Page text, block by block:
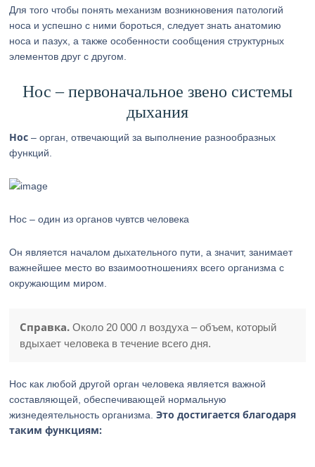
Для того чтобы понять механизм возникновения патологий
носа и успешно с ними бороться, следует знать анатомию
носа и пазух, а также особенности сообщения структурных
элементов друг с другом.
Нос – первоначальное звено системы
дыхания
Нос – орган, отвечающий за выполнение разнообразных
функций.
Нос – один из органов чувтсв человека
Он является началом дыхательного пути, а значит, занимает
важнейшее место во взаимоотношениях всего организма с
окружающим миром.
Справка. Около 20 000 л воздуха – объем, который
вдыхает человека в течение всего дня.
Нос как любой другой орган человека является важной
составляющей, обеспечивающей нормальную
жизнедеятельность организма.Это достигается благодаря
таким функциям: